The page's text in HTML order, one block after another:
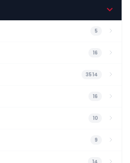
5
16
3514
16
10
9